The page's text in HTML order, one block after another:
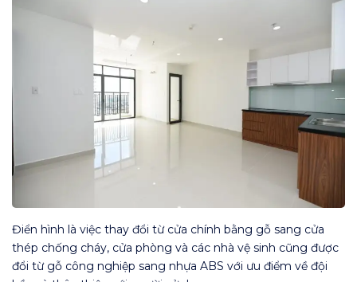
Điển hình là việc thay đổi từ cửa chính bằng gỗ sang cửa
thép chống cháy, cửa phòng và các nhà vệ sinh cũng được
đổi từ gỗ công nghiệp sang nhựa ABS với ưu điểm về đội